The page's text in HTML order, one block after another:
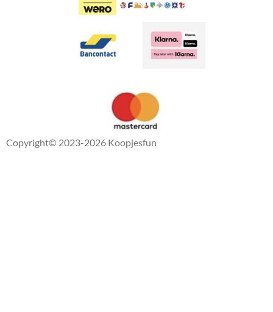
Copyright© 2023-2026 Koopjesfun